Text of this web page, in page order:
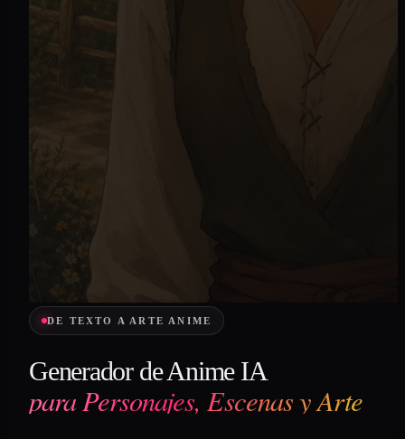
DE TEXTO A ARTE ANIME
Generador de Anime IA
para Personajes, Escenas y Arte